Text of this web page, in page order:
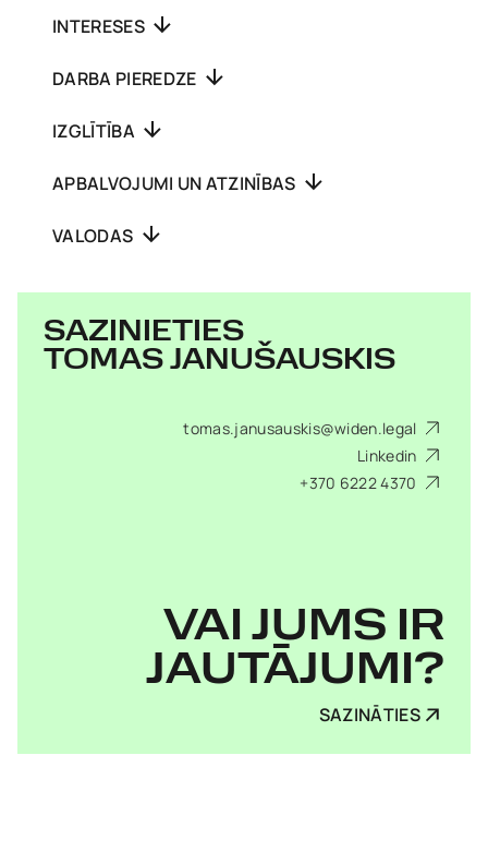
INTERESES
DARBA PIEREDZE
IZGLĪTĪBA
APBALVOJUMI UN ATZINĪBAS
VALODAS
SAZINIETIES
TOMAS JANUŠAUSKIS
tomas.janusauskis@widen.legal
Linkedin
+370 6222 4370
VAI JUMS IR
JAUTĀJUMI?
SAZINĀTIES